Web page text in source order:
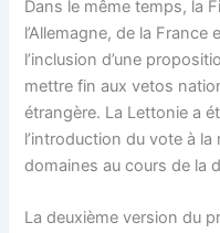
Dans le même temps, la
l’Allemagne, de la France
l’inclusion d’une
mettre fin aux vetos
étrangère. La Lettonie a
l’introduction du vote à
domaines au cours de la
La deuxième version du